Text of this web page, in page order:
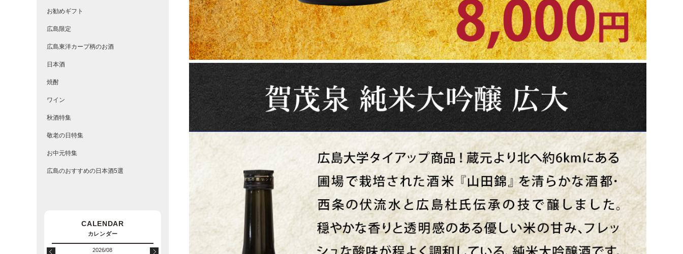
お勧めギフト
広島限定
広島東洋カープ柄のお酒
日本酒
焼酎
ワイン
秋酒特集
敬老の日特集
お中元特集
広島のおすすめの日本酒5選
2026/08